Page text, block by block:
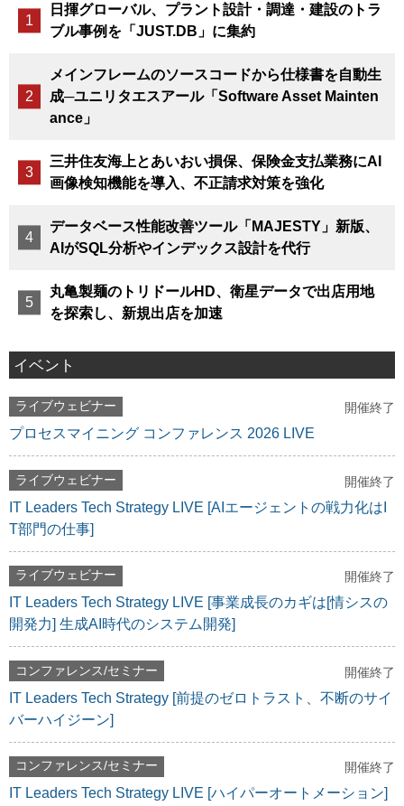
日揮グローバル、プラント設計・調達・建設のトラ
ブル事例を「JUST.DB」に集約
メインフレームのソースコードから仕様書を自動生
成─ユニリタエスアール「Software Asset Mainten
ance」
三井住友海上とあいおい損保、保険金支払業務にAI
画像検知機能を導入、不正請求対策を強化
データベース性能改善ツール「MAJESTY」新版、
AIがSQL分析やインデックス設計を代行
丸亀製麺のトリドールHD、衛星データで出店用地
を探索し、新規出店を加速
イベント
ライブウェビナー 開催終了
プロセスマイニング コンファレンス 2026 LIVE
ライブウェビナー 開催終了
IT Leaders Tech Strategy LIVE [AIエージェントの戦力化はI
T部門の仕事]
ライブウェビナー 開催終了
IT Leaders Tech Strategy LIVE [事業成長のカギは[情シスの
開発力] 生成AI時代のシステム開発]
コンファレンス/セミナー 開催終了
IT Leaders Tech Strategy [前提のゼロトラスト、不断のサイ
バーハイジーン]
コンファレンス/セミナー 開催終了
IT Leaders Tech Strategy LIVE [ハイパーオートメーション]